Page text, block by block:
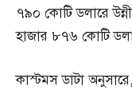
৭৯০ কোটি ডলারে
হাজার ৮৭৬ কোটি
কাস্টমস ডাটা